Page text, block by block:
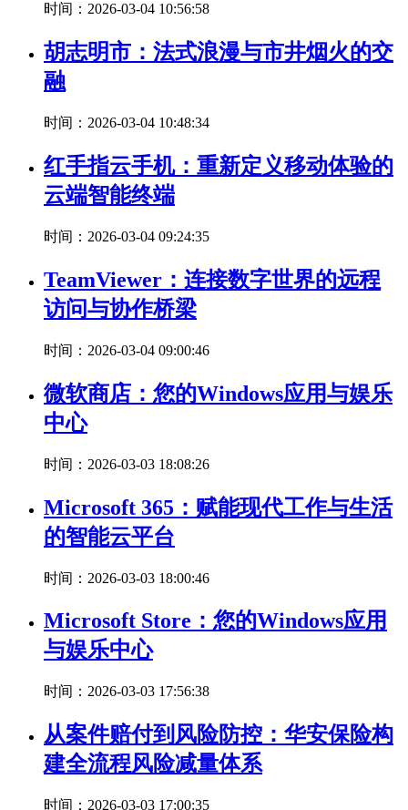
时间：2026-03-04 10:56:58
胡志明市：法式浪漫与市井烟火的交
融
时间：2026-03-04 10:48:34
红手指云手机：重新定义移动体验的
云端智能终端
时间：2026-03-04 09:24:35
TeamViewer：连接数字世界的远程
访问与协作桥梁
时间：2026-03-04 09:00:46
微软商店：您的Windows应用与娱乐
中心
时间：2026-03-03 18:08:26
Microsoft 365：赋能现代工作与生活
的智能云平台
时间：2026-03-03 18:00:46
Microsoft Store：您的Windows应用
与娱乐中心
时间：2026-03-03 17:56:38
从案件赔付到风险防控：华安保险构
建全流程风险减量体系
时间：2026-03-03 17:00:35